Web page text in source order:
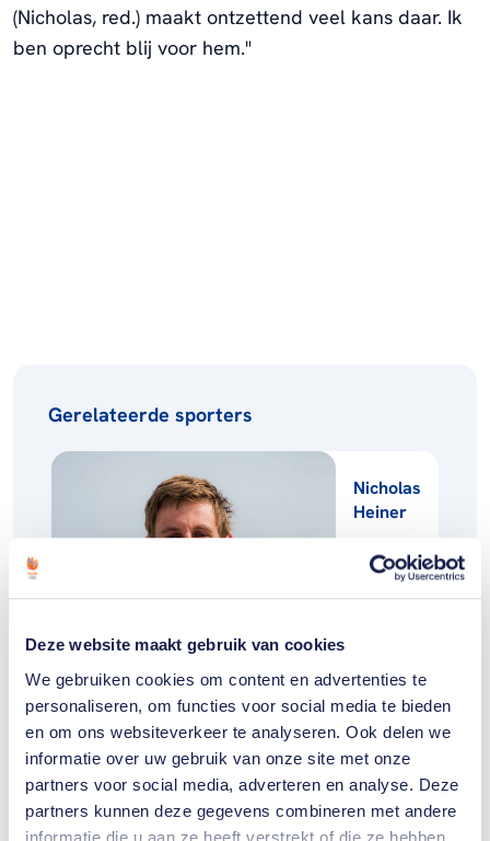
Deze website maakt gebruik van cookies
We gebruiken cookies om content en advertenties te
personaliseren, om functies voor social media te bieden
en om ons websiteverkeer te analyseren. Ook delen we
informatie over uw gebruik van onze site met onze
partners voor social media, adverteren en analyse. Deze
partners kunnen deze gegevens combineren met andere
informatie die u aan ze heeft verstrekt of die ze hebben
(Nicholas, red.) maakt ontzettend veel kans daar. Ik
ben oprecht blij voor hem."
Gerelateerde sporters
Nicholas
Heiner
Gerelateerde teams
Zeilen